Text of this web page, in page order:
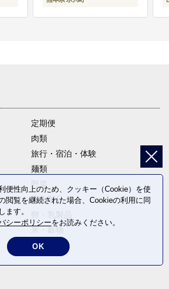
定期便
肉類
旅行・宿泊・体験
麺類
野菜
電化製品
返礼品なし
便性向上のため、クッキー（Cookie）を使
閲覧を継続された場合、Cookieの利用に同
ます。
シーポリシーをお読みください。
OK